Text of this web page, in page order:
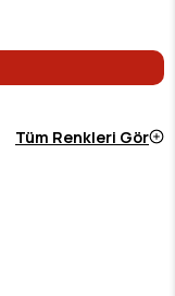
Tüm Renkleri Gör